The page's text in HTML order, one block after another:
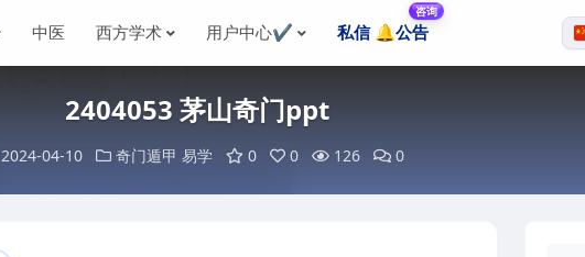
中医 西方学术 用户中心✔️ 私信 🔔公告
咨询
2404053 茅山奇门ppt
2024-04-10 奇门遁甲 易学 0 0 126 0